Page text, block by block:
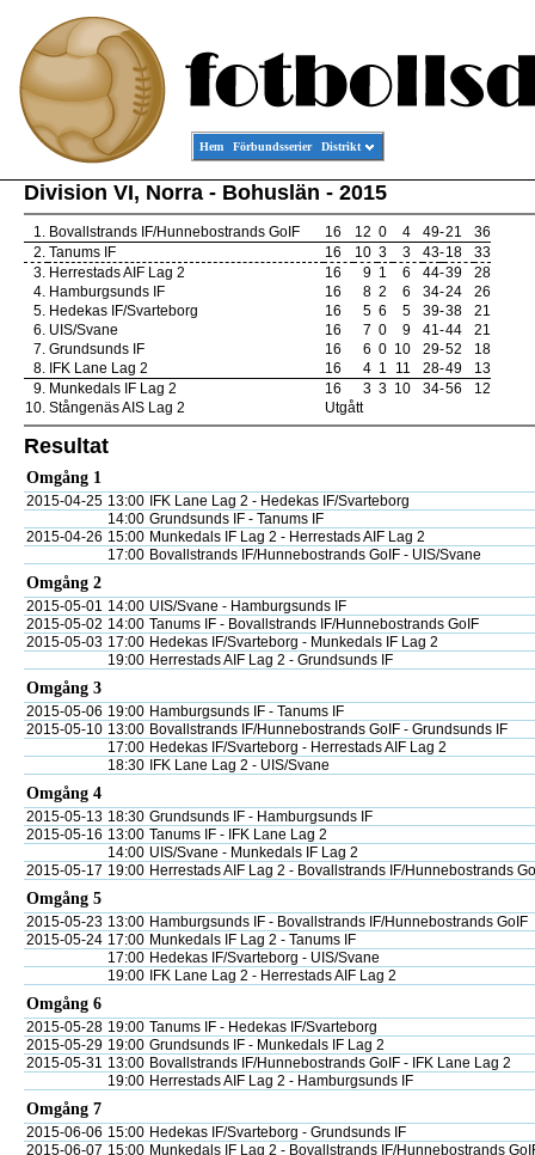
Hem Förbundsserier Distrikt
Division VI, Norra - Bohuslän - 2015
1. Bovallstrands IF/Hunnebostrands GoIF 16 12 0 4 49-21
36
2. Tanums IF 16 10 3 3 43-18
33
3. Herrestads AIF Lag 2 16 9 1 6 44-39
28
4. Hamburgsunds IF 16 8 2 6 34-24
26
5. Hedekas IF/Svarteborg 16 5 6 5 39-38
21
6. UIS/Svane 16 7 0 9 41-44
21
7. Grundsunds IF 16 6 0 10 29-52
18
8. IFK Lane Lag 2 16 4 1 11 28-49
13
9. Munkedals IF Lag 2 16 3 3 10 34-56
12
10. Stångenäs AIS Lag 2 Utgått
Resultat
Omgång 1
2015-04-25 13:00
IFK Lane Lag 2 - Hedekas IF/Svarteborg
14:00 Grundsunds IF - Tanums IF
2015-04-26 15:00 Munkedals IF Lag 2 - Herrestads AIF Lag 2
17:00 Bovallstrands IF/Hunnebostrands GoIF - UIS/Svane
Omgång 2
2015-05-01 14:00 UIS/Svane - Hamburgsunds IF
2015-05-02 14:00 Tanums IF - Bovallstrands IF/Hunnebostrands GoIF
2015-05-03 17:00 Hedekas IF/Svarteborg - Munkedals IF Lag 2
19:00 Herrestads AIF Lag 2 - Grundsunds IF
Omgång 3
2015-05-06 19:00 Hamburgsunds IF - Tanums IF
2015-05-10 13:00 Bovallstrands IF/Hunnebostrands GoIF - Grundsunds IF
17:00 Hedekas IF/Svarteborg - Herrestads AIF Lag 2
18:30
IFK Lane Lag 2 - UIS/Svane
Omgång 4
2015-05-13 18:30 Grundsunds IF - Hamburgsunds IF
2015-05-16 13:00 Tanums IF - IFK Lane Lag 2
14:00 UIS/Svane - Munkedals IF Lag 2
2015-05-17 19:00 Herrestads AIF Lag 2 - Bovallstrands IF/Hunnebostrands
Omgång 5
2015-05-23 13:00 Hamburgsunds IF - Bovallstrands IF/Hunnebostrands GoIF
2015-05-24 17:00 Munkedals IF Lag 2 - Tanums IF
17:00 Hedekas IF/Svarteborg - UIS/Svane
19:00
IFK Lane Lag 2 - Herrestads AIF Lag 2
Omgång 6
2015-05-28 19:00 Tanums IF - Hedekas IF/Svarteborg
2015-05-29 19:00 Grundsunds IF - Munkedals IF Lag 2
2015-05-31 13:00 Bovallstrands IF/Hunnebostrands GoIF - IFK Lane Lag 2
19:00 Herrestads AIF Lag 2 - Hamburgsunds IF
Omgång 7
2015-06-06 15:00 Hedekas IF/Svarteborg - Grundsunds IF
2015-06-07 15:00 Munkedals IF Lag 2 - Bovallstrands IF/Hunnebostrands